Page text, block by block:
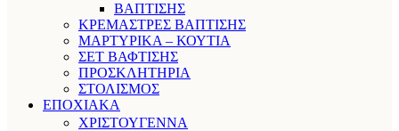
ΒΑΠΤΙΣΗΣ
ΚΡΕΜΑΣΤΡΕΣ ΒΑΠΤΙΣΗΣ
ΜΑΡΤΥΡΙΚΑ – ΚΟΥΤΙΑ
ΣΕΤ ΒΑΦΤΙΣΗΣ
ΠΡΟΣΚΛΗΤΗΡΙΑ
ΣΤΟΛΙΣΜΟΣ
ΕΠΟΧΙΑΚΑ
ΧΡΙΣΤΟΥΓΕΝΝΑ